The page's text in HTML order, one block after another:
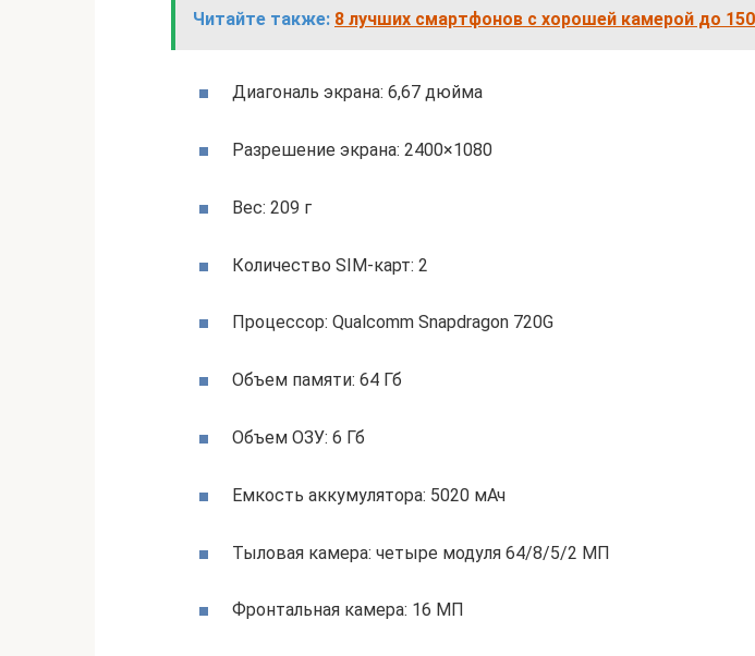
Читайте также: 8 лучших смартфонов с хорошей камерой до
Диагональ экрана: 6,67 дюйма
Разрешение экрана: 2400×1080
Вес: 209 г
Количество SIM-карт: 2
Процессор: Qualcomm Snapdragon 720G
Объем памяти: 64 Гб
Объем ОЗУ: 6 Гб
Емкость аккумулятора: 5020 мАч
Тыловая камера: четыре модуля 64/8/5/2 МП
Фронтальная камера: 16 МП